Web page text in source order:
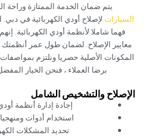
‏يتم ضمان الخدمة الممتازة وراحة
السيارات‏‏لإصلاح أودي الكهربائية في دبي.
فهما شاملا لأنظمة أودي الكهربائية.
معايير الإصلاح. لضمان طول عمر أنظمتك
المكونات الأصلية حصريا ونلتزم
برضا العملاء ، فنحن الخيار
‏الإصلاح والتشخيص الشامل‏
‏إجادة إدارة أنظمة
‏استخدام أدوات
‏تحديد المشكلات